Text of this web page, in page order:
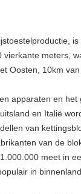
meters,
Oosten, 10km
apparaten en
en Italië
van
van de
meet in
in